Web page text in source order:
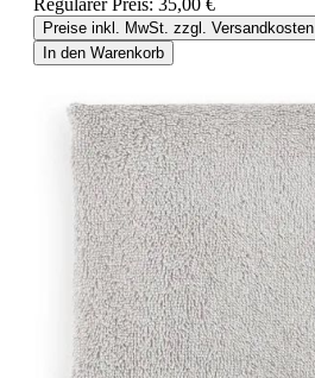
Regulärer Preis: 35,00 €
Preise inkl. MwSt. zzgl. Versandkosten
In den Warenkorb